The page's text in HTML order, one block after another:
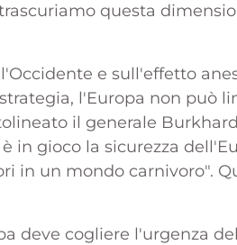
questa
e sull'effetto
l'Europa non può
il generale
in gioco la sicurezza
in un mondo carnivoro".
deve cogliere l'urgenza